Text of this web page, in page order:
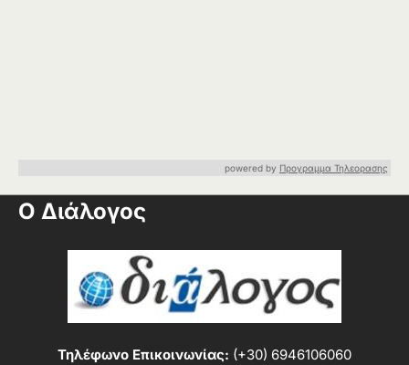
powered by Προγραμμα Τηλεορασης
Ο Διάλογος
Τηλέφωνο Επικοινωνίας: (+30) 6946106060